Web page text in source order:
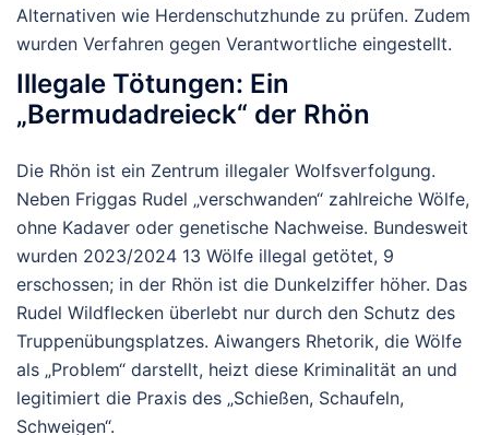
Alternativen wie Herdenschutzhunde zu prüfen. Zudem
wurden Verfahren gegen Verantwortliche eingestellt.
Illegale Tötungen: Ein
„Bermudadreieck“ der Rhön
Die Rhön ist ein Zentrum illegaler Wolfsverfolgung.
Neben Friggas Rudel „verschwanden“ zahlreiche Wölfe,
ohne Kadaver oder genetische Nachweise. Bundesweit
wurden 2023/2024 13 Wölfe illegal getötet, 9
erschossen; in der Rhön ist die Dunkelziffer höher. Das
Rudel Wildflecken überlebt nur durch den Schutz des
Truppenübungsplatzes. Aiwangers Rhetorik, die Wölfe
als „Problem“ darstellt, heizt diese Kriminalität an und
legitimiert die Praxis des „Schießen, Schaufeln,
Schweigen“.